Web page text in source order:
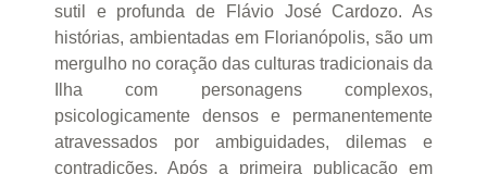
sutil e profunda de Flávio José Cardozo. As
histórias, ambientadas em Florianópolis, são um
mergulho no coração das culturas tradicionais da
Ilha com personagens complexos,
psicologicamente densos e permanentemente
atravessados por ambiguidades, dilemas e
contradições. Após a primeira publicação em